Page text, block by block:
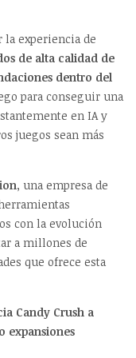
la experiencia de
de alta calidad de
dentro del
para conseguir una
en IA y
juegos sean más
, una empresa de
con la evolución
a millones de
que ofrece esta
Candy Crush a
expansiones